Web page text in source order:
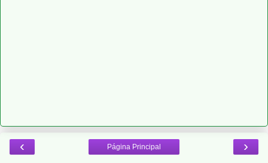
‹ ›
Página Principal